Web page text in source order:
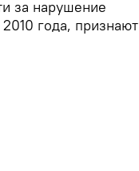
за нарушение
года, признают